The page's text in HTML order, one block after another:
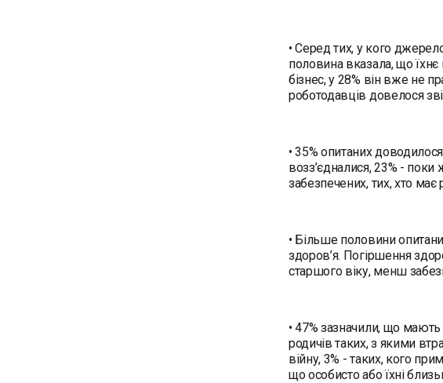
• Серед тих, у кого
половина вказала, що
бізнес, у 28% він вже не
роботодавців довелося
• 35% опитаних
возз’єдналися, 23% -
забезпечених, тих, хто
• Більше половини
здоров’я. Погіршення
старшого віку, менш
• 47% зазначили, що
родичів таких, з якими
війну, 3% - таких, кого
що особисто або їхні